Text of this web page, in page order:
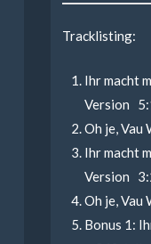
Tracklisting:
Ihr macht
Version
Oh je,
Ihr macht
Version
Oh je,
Bonus 1: